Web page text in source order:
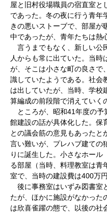
屋と旧村役場職員の宿直室と
であった。冬の夜に行う青年
きの悪いストーブで、部屋が
中であったが、青年たちは熱
言うまでもなく、新しい公
人からも常に出ていた。当時
が、そこは小さな町の良さで
識していたようである。社会
は出していたが、当時、学校
算編成の前段階で消えていく
ところが、昭和41年度の予
館建設の話が具体化した。保
との議会筋の意見もあったと
言い難いが、プレハブ建ての
りに誕生した。小さなホール
る部屋（当時、料理教室は青
室で、当時の建設費は400万円
後に事務室はいずみ図書室
たが、ほかに施設がなかった
は欣喜雀躍の態で、以後の社